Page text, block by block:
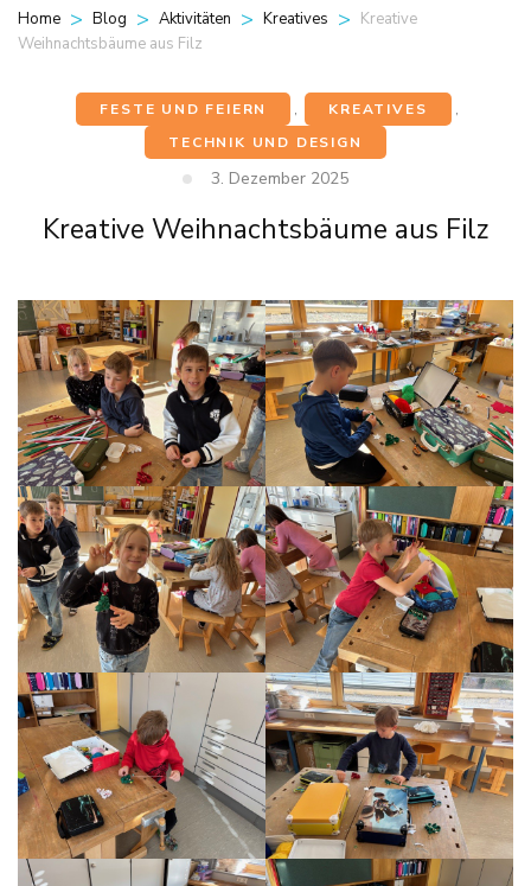
Home > Blog > Aktivitäten > Kreatives > Kreative
Weihnachtsbäume aus Filz
FESTE UND FEIERN , KREATIVES
,
TECHNIK UND DESIGN
3. Dezember 2025
Kreative Weihnachtsbäume aus Filz